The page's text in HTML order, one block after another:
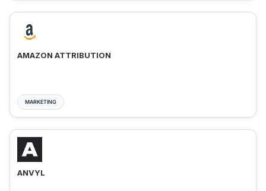
AMAZON ATTRIBUTION
MARKETING
ANVYL